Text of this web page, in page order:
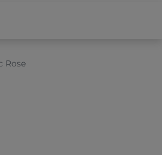
Rose